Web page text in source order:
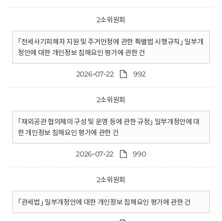
2소위원회
｢전세사기피해자 지원 및 주거안정에 관한 특별법 시행규칙｣ 일부개
정안에 대한 개인정보 침해요인 평가에 관한 건
2026-07-22 992
2소위원회
｢재외공관 협의체의 구성 및 운영 등에 관한 규정｣ 일부개정안에 대
한 개인정보 침해요인 평가에 관한 건
2026-07-22 990
2소위원회
｢관세법｣ 일부개정안에 대한 개인정보 침해요인 평가에 관한 건